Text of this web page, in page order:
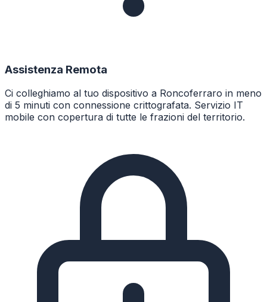
Assistenza Remota
Ci colleghiamo al tuo dispositivo a Roncoferraro in meno
di 5 minuti con connessione crittografata. Servizio IT
mobile con copertura di tutte le frazioni del territorio.